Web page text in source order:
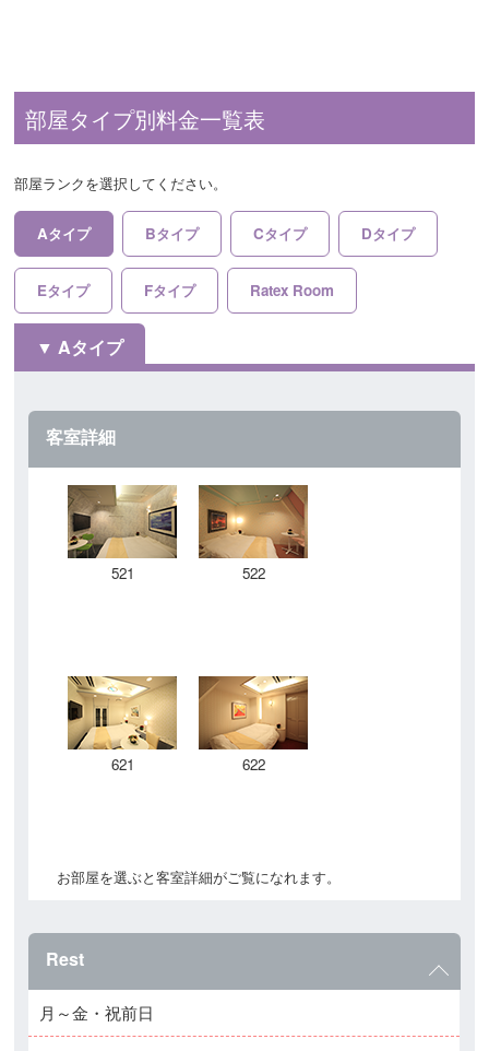
部屋タイプ別料金一覧表
部屋ランクを選択してください。
Aタイプ Bタイプ Cタイプ Dタイプ
Eタイプ Fタイプ Ratex Room
Aタイプ
客室詳細
521 522
621 622
お部屋を選ぶと客室詳細がご覧になれます。
Rest
月～金・祝前日